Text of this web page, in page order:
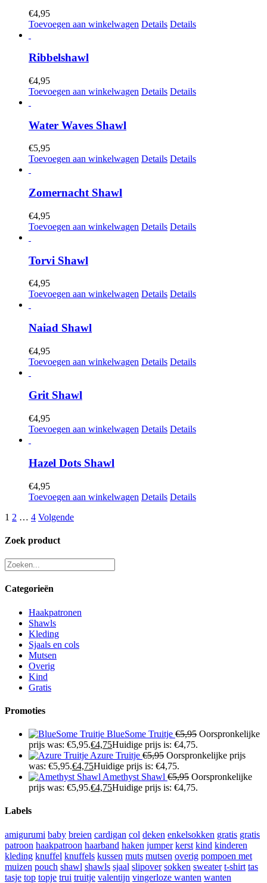
€4,95
Toevoegen aan winkelwagen Details Details
Ribbelshawl
€4,95
Toevoegen aan winkelwagen Details Details
Water Waves Shawl
€5,95
Toevoegen aan winkelwagen Details Details
Zomernacht Shawl
€4,95
Toevoegen aan winkelwagen Details Details
Torvi Shawl
€4,95
Toevoegen aan winkelwagen Details Details
Naiad Shawl
€4,95
Toevoegen aan winkelwagen Details Details
Grit Shawl
€4,95
Toevoegen aan winkelwagen Details Details
Hazel Dots Shawl
€4,95
Toevoegen aan winkelwagen Details Details
1 2 … 4 Volgende
Zoek product
Categorieën
Haakpatronen
Shawls
Kleding
Sjaals en cols
Mutsen
Overig
Kind
Gratis
Promoties
BlueSome Truitje €5,95 Oorspronkelijke
prijs was: €5,95.€4,75Huidige prijs is: €4,75.
Azure Truitje €5,95 Oorspronkelijke prijs
was: €5,95.€4,75Huidige prijs is: €4,75.
Amethyst Shawl €5,95 Oorspronkelijke
prijs was: €5,95.€4,75Huidige prijs is: €4,75.
Labels
amigurumi baby breien cardigan col deken enkelsokken gratis gratis
patroon haakpatroon haarband haken jumper kerst kind kinderen
kleding knuffel knuffels kussen muts mutsen overig pompoen met
muizen pouch shawl shawls sjaal slipover sokken sweater t-shirt tas
tasje top topje trui truitje valentijn vingerloze wanten wanten